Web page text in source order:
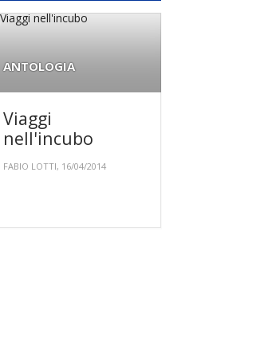
ANTOLOGIA
Viaggi
nell'incubo
FABIO LOTTI, 16/04/2014